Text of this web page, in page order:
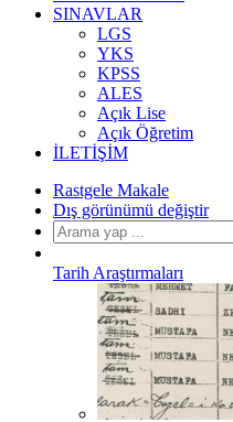
SINAVLAR
LGS
YKS
KPSS
ALES
Açık Lise
Açık Öğretim
İLETIŞIM
Rastgele Makale
Dış görünümü değiştir
Tarih Araştırmaları